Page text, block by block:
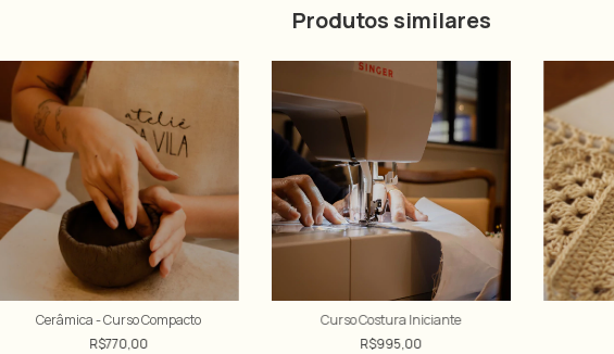
Produtos similares
Cerâmica - Curso Compacto
R$770,00
Curso Costura Iniciante
R$995,00